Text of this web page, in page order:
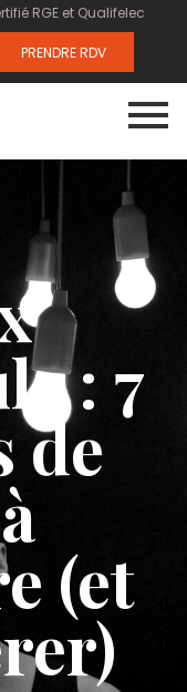
RGE et Qualifelec
PRENDRE RDV
: 7
de
(et